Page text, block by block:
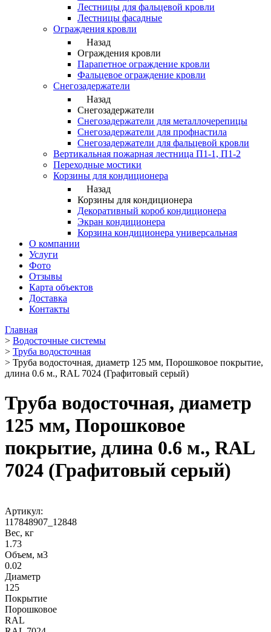
Лестницы для фальцевой кровли
Лестницы фасадные
Ограждения кровли
Назад
Ограждения кровли
Парапетное ограждение кровли
Фальцевое ограждение кровли
Снегозадержатели
Назад
Снегозадержатели
Снегозадержатели для металлочерепицы
Снегозадержатели для профнастила
Снегозадержатели для фальцевой кровли
Вертикальная пожарная лестница П1-1, П1-2
Переходные мостики
Корзины для кондиционера
Назад
Корзины для кондиционера
Декоративный короб кондиционера
Экран кондиционера
Корзина кондиционера универсальная
О компании
Услуги
Фото
Отзывы
Карта объектов
Доставка
Контакты
Главная
> Водосточные системы
> Труба водосточная
> Труба водосточная, диаметр 125 мм, Порошковое покрытие,
длина 0.6 м., RAL 7024 (Графитовый серый)
Труба водосточная, диаметр
125 мм, Порошковое
покрытие, длина 0.6 м., RAL
7024 (Графитовый серый)
Артикул:
117848907_12848
Вес, кг
1.73
Объем, м3
0.02
Диаметр
125
Покрытие
Порошковое
RAL